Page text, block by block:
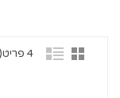
4 פריט(ים)